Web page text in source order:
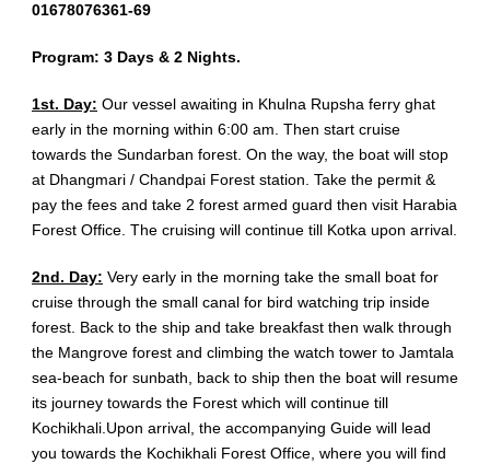
01678076361-69
Program: 3 Days & 2 Nights.
1st. Day: Our vessel awaiting in Khulna Rupsha ferry ghat
early in the morning within 6:00 am. Then start cruise
towards the Sundarban forest. On the way, the boat will stop
at Dhangmari / Chandpai Forest station. Take the permit &
pay the fees and take 2 forest armed guard then visit Harabia
Forest Office. The cruising will continue till Kotka upon arrival.
2nd. Day: Very early in the morning take the small boat for
cruise through the small canal for bird watching trip inside
forest. Back to the ship and take breakfast then walk through
the Mangrove forest and climbing the watch tower to Jamtala
sea-beach for sunbath, back to ship then the boat will resume
its journey towards the Forest which will continue till
Kochikhali.Upon arrival, the accompanying Guide will lead
you towards the Kochikhali Forest Office, where you will find